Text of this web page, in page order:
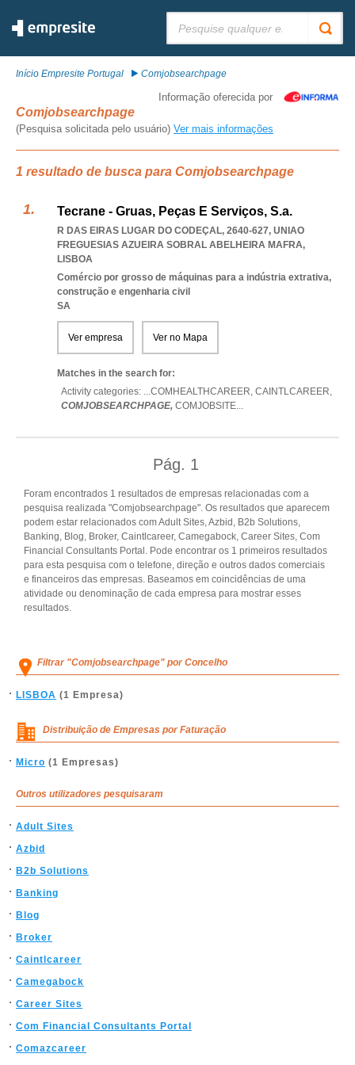
Início Empresite Portugal Comjobsearchpage
Informação oferecida por
Comjobsearchpage
(Pesquisa solicitada pelo usuário) Ver mais informações
1 resultado de busca para Comjobsearchpage
Tecrane - Gruas, Peças E Serviços, S.a.
R DAS EIRAS LUGAR DO CODEÇAL, 2640-627, UNIAO
FREGUESIAS AZUEIRA SOBRAL ABELHEIRA MAFRA,
LISBOA
Comércio por grosso de máquinas para a indústria extrativa,
construção e engenharia civil
SA
Ver empresa Ver no Mapa
Matches in the search for:
Activity categories: ...COMHEALTHCAREER, CAINTLCAREER,
COMJOBSEARCHPAGE, COMJOBSITE...
Pág. 1
Foram encontrados 1 resultados de empresas relacionadas com a
pesquisa realizada "Comjobsearchpage". Os resultados que aparecem
podem estar relacionados com Adult Sites, Azbid, B2b Solutions,
Banking, Blog, Broker, Caintlcareer, Camegabock, Career Sites, Com
Financial Consultants Portal. Pode encontrar os 1 primeiros resultados
para esta pesquisa com o telefone, direção e outros dados comerciais
e financeiros das empresas. Baseamos em coincidências de uma
atividade ou denominação de cada empresa para mostrar esses
resultados.
Filtrar "Comjobsearchpage" por Concelho
LISBOA (1 Empresa)
Distribuição de Empresas por Faturação
Micro (1 Empresas)
Outros utilizadores pesquisaram
Adult Sites
Azbid
B2b Solutions
Banking
Blog
Broker
Caintlcareer
Camegabock
Career Sites
Com Financial Consultants Portal
Comazcareer